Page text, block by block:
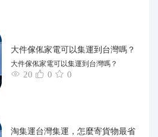
大件傢俬家電可以集運到台灣嗎？
大件傢俬家電可以集運到台灣嗎？
20 0 0
淘集運台灣集運，怎麼寄貨物最省